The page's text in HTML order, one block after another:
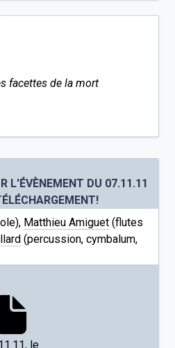
facettes de la mort
L'ÉVÈNEMENT DU 07.11.11
Matthieu Amiguet (flutes
(percussion, cymbalum,
le